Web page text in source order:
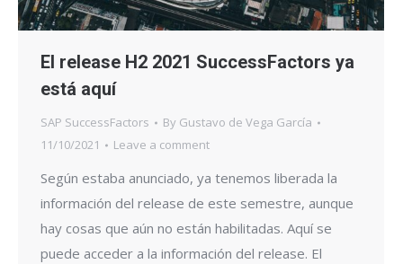
El release H2 2021 SuccessFactors ya
está aquí
SAP SuccessFactors By Gustavo de Vega García
11/10/2021
Leave a comment
Según estaba anunciado, ya tenemos liberada la
información del release de este semestre, aunque
hay cosas que aún no están habilitadas. Aquí se
puede acceder a la información del release. El